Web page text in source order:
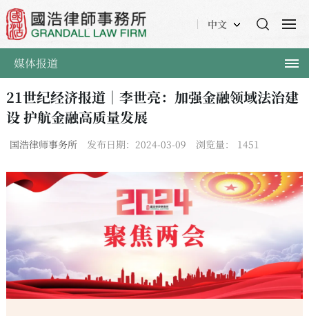
中文
媒体报道
21世纪经济报道｜李世亮：加强金融领域法治建
设 护航金融高质量发展
国浩律师事务所 发布日期：2024-03-09 浏览量： 1451